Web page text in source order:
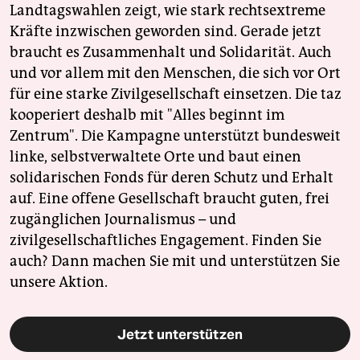
Landtagswahlen zeigt, wie stark rechtsextreme
Kräfte inzwischen geworden sind. Gerade jetzt
braucht es Zusammenhalt und Solidarität. Auch
und vor allem mit den Menschen, die sich vor Ort
für eine starke Zivilgesellschaft einsetzen. Die taz
kooperiert deshalb mit "Alles beginnt im
Zentrum". Die Kampagne unterstützt bundesweit
linke, selbstverwaltete Orte und baut einen
solidarischen Fonds für deren Schutz und Erhalt
auf. Eine offene Gesellschaft braucht guten, frei
zugänglichen Journalismus – und
zivilgesellschaftliches Engagement. Finden Sie
auch? Dann machen Sie mit und unterstützen Sie
unsere Aktion.
Jetzt unterstützen